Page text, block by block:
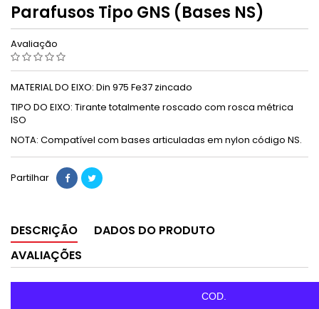
Parafusos Tipo GNS (Bases NS)
Avaliação
MATERIAL DO EIXO: Din 975 Fe37 zincado
TIPO DO EIXO: Tirante totalmente roscado com rosca métrica
ISO
NOTA: Compatível com bases articuladas em nylon código NS.
Partilhar
DESCRIÇÃO
DADOS DO PRODUTO
AVALIAÇÕES
COD.